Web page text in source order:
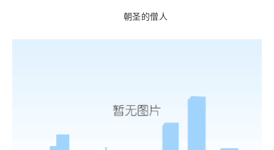
朝圣的僧人